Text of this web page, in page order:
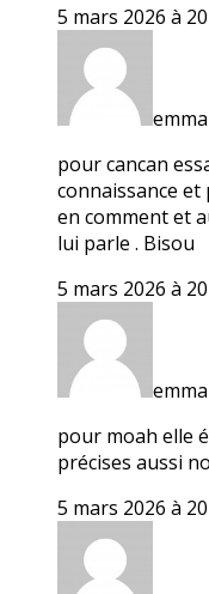
5 mars 2026 à
pour cancan
connaissance et
en comment et
lui parle . Bisou
5 mars 2026 à
pour moah elle
précises aussi
5 mars 2026 à